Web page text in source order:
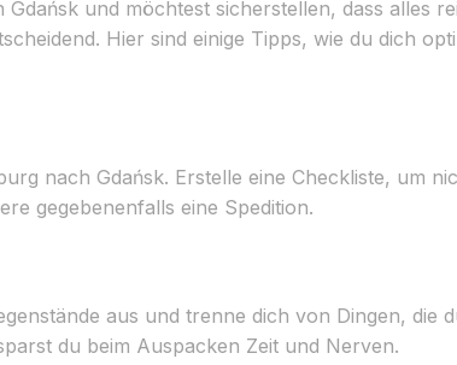
und möchtest sicherstellen, dass alles
Hier sind einige Tipps, wie du dich
nach Gdańsk. Erstelle eine Checkliste, um
gegebenenfalls eine Spedition.
aus und trenne dich von Dingen, die
du beim Auspacken Zeit und Nerven.